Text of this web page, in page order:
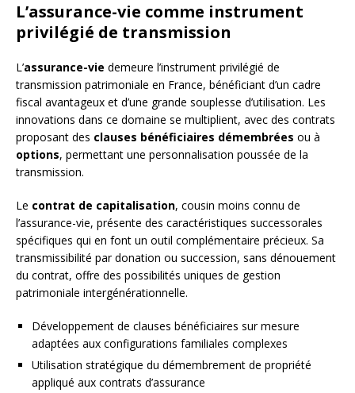
L’assurance-vie comme instrument
privilégié de transmission
L’assurance-vie demeure l’instrument privilégié de
transmission patrimoniale en France, bénéficiant d’un cadre
fiscal avantageux et d’une grande souplesse d’utilisation. Les
innovations dans ce domaine se multiplient, avec des contrats
proposant des clauses bénéficiaires démembrées ou à
options, permettant une personnalisation poussée de la
transmission.
Le contrat de capitalisation, cousin moins connu de
l’assurance-vie, présente des caractéristiques successorales
spécifiques qui en font un outil complémentaire précieux. Sa
transmissibilité par donation ou succession, sans dénouement
du contrat, offre des possibilités uniques de gestion
patrimoniale intergénérationnelle.
Développement de clauses bénéficiaires sur mesure
adaptées aux configurations familiales complexes
Utilisation stratégique du démembrement de propriété
appliqué aux contrats d’assurance